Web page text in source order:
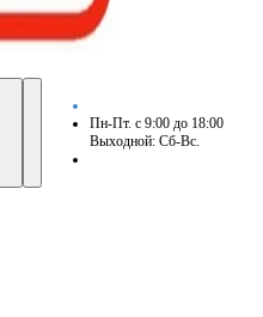
Пн-Пт. с 9:00 до 18:00
Выходной: Сб-Вс.